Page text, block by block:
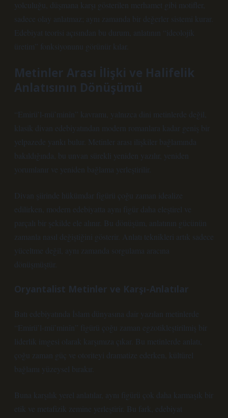
yolculuğu, düşmana karşı gösterilen merhamet gibi motifler,
sadece olay anlatmaz; aynı zamanda bir değerler sistemi kurar.
Edebiyat teorisi açısından bu durum, anlatının “ideolojik
üretim” fonksiyonunu görünür kılar.
Metinler Arası İlişki ve Halifelik
Anlatısının Dönüşümü
“Emirü’l-mü’minîn” kavramı, yalnızca dini metinlerde değil,
klasik divan edebiyatından modern romanlara kadar geniş bir
yelpazede yankı bulur. Metinler arası ilişkiler bağlamında
bakıldığında, bu unvan sürekli yeniden yazılır, yeniden
yorumlanır ve yeniden bağlama yerleştirilir.
Divan şiirinde hükümdar figürü çoğu zaman idealize
edilirken, modern edebiyatta aynı figür daha eleştirel ve
parçalı bir şekilde ele alınır. Bu dönüşüm, anlatının gücünün
zamanla nasıl değiştiğini gösterir.
Anlatı teknikleri
artık sadece
yüceltme değil, aynı zamanda sorgulama aracına
dönüşmüştür.
Oryantalist Metinler ve Karşı-Anlatılar
Batı edebiyatında İslam dünyasına dair yazılan metinlerde
“Emirü’l-mü’minîn” figürü çoğu zaman egzotikleştirilmiş bir
liderlik imgesi olarak karşımıza çıkar. Bu metinlerde anlatı,
çoğu zaman güç ve otoriteyi dramatize ederken, kültürel
bağlamı yüzeysel bırakır.
Buna karşılık yerel anlatılar, aynı figürü çok daha karmaşık bir
etik ve metafizik zemine yerleştirir. Bu fark, edebiyat